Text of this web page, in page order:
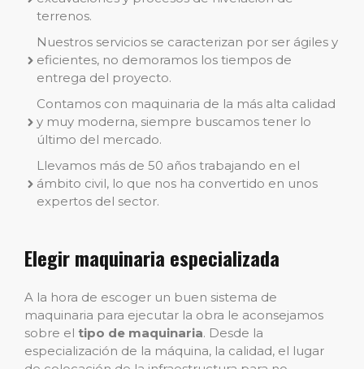
terrenos.
Nuestros servicios se caracterizan por ser ágiles y
eficientes, no demoramos los tiempos de
entrega del proyecto.
Contamos con maquinaria de la más alta calidad
y muy moderna, siempre buscamos tener lo
último del mercado.
Llevamos más de 50 años trabajando en el
ámbito civil, lo que nos ha convertido en unos
expertos del sector.
Elegir maquinaria especializada
A la hora de escoger un buen sistema de
maquinaria para ejecutar la obra le aconsejamos
sobre el tipo de maquinaria. Desde la
especialización de la máquina, la calidad, el lugar